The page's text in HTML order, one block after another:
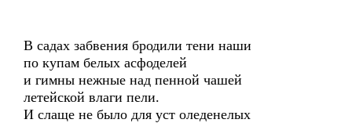
В садах забвения бродили тени наши
по купам белых асфоделей
и гимны нежные над пенной чашей
летейской влаги пели.
И слаще не было для уст оледенелых